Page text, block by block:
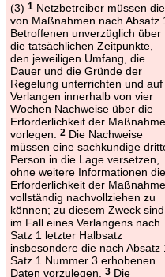
(3) 1Netzbetreiber müssen die
von Maßnahmen nach Absatz
Betroffenen unverzüglich über
die tatsächlichen Zeitpunkte,
den jeweiligen Umfang, die
Dauer und die Gründe der
Regelung unterrichten und auf
Verlangen innerhalb von vier
Wochen Nachweise über die
Erforderlichkeit der Maßnahme
vorlegen.
2Die Nachweise
müssen eine sachkundige
Person in die Lage versetzen,
ohne weitere Informationen die
Erforderlichkeit der Maßnahme
vollständig nachvollziehen zu
können; zu diesem Zweck sind
im Fall eines Verlangens nach
Satz 1 letzter Halbsatz
insbesondere die nach Absatz
Satz 1 Nummer 3 erhobenen
Daten vorzulegen.
3Die